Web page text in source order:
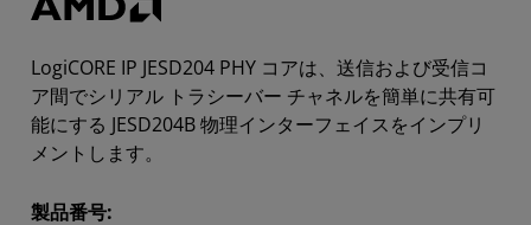
LogiCORE IP JESD204 PHY コアは、送信および受信コ
ア間でシリアル トラシーバー チャネルを簡単に共有可
能にする JESD204B 物理インターフェイスをインプリ
メントします。
製品番号: